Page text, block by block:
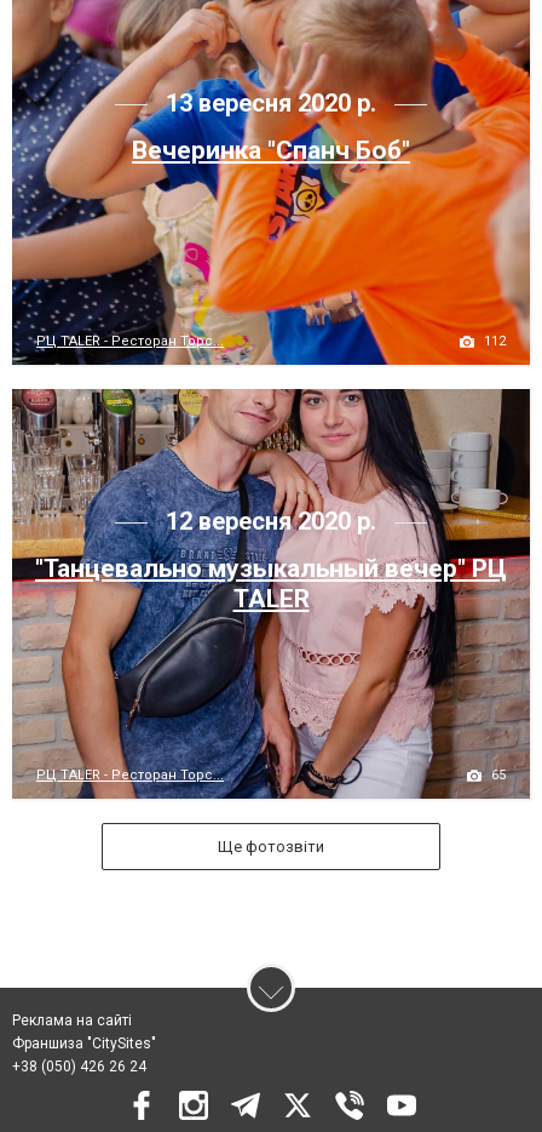
13 вересня 2020 р.
Вечеринка "Спанч Боб"
РЦ TALER - Ресторан Торс... 112
12 вересня 2020 р.
"Танцевально музыкальный вечер" РЦ
TALER
РЦ TALER - Ресторан Торс... 65
Ще фотозвіти
Реклама на сайті
Франшиза "CitySites"
+38 (050) 426 26 24